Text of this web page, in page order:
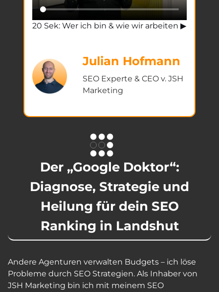
Der „Google Doktor“:
Diagnose, Strategie und
Heilung für dein SEO
Ranking in Landshut
Andere Agenturen verwalten Budgets – ich löse
Probleme durch SEO Strategien. Als Inhaber von
JSH Marketing bin ich mit meinem SEO
20 Sek: Wer ich bin & wie wir arbeiten ▶
Julian Hofmann
SEO Experte & CEO v. JSH
Marketing